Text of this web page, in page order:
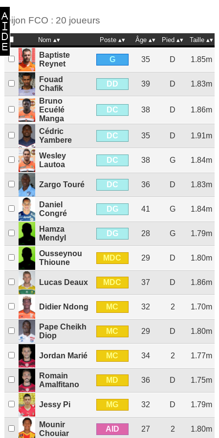
Dijon FCO : 20 joueurs
Nom Poste Âge Pied Taille
Baptiste
Reynet
G 35 D 1.85m
Fouad
Chafik
DD 39 D 1.83m
Bruno
Ecuélé
Manga
DC 38 D 1.86m
Cédric
Yambere
DC 35 D 1.91m
Wesley
Lautoa
DC 38 G 1.84m
Zargo Touré DC 36 D 1.83m
Daniel
Congré
DG 41 G 1.84m
Hamza
Mendyl
DG 28 G 1.79m
Ousseynou
Thioune
MDC 29 D 1.80m
Lucas Deaux MDC 37 D 1.86m
Didier Ndong MC 32 2 1.70m
Pape Cheikh
Diop
MC 29 D 1.80m
Jordan Marié MC 34 2 1.77m
Romain
Amalfitano
MD 36 D 1.75m
Jessy Pi MG 32 D 1.79m
Mounir
Chouiar
AID 27 2 1.80m